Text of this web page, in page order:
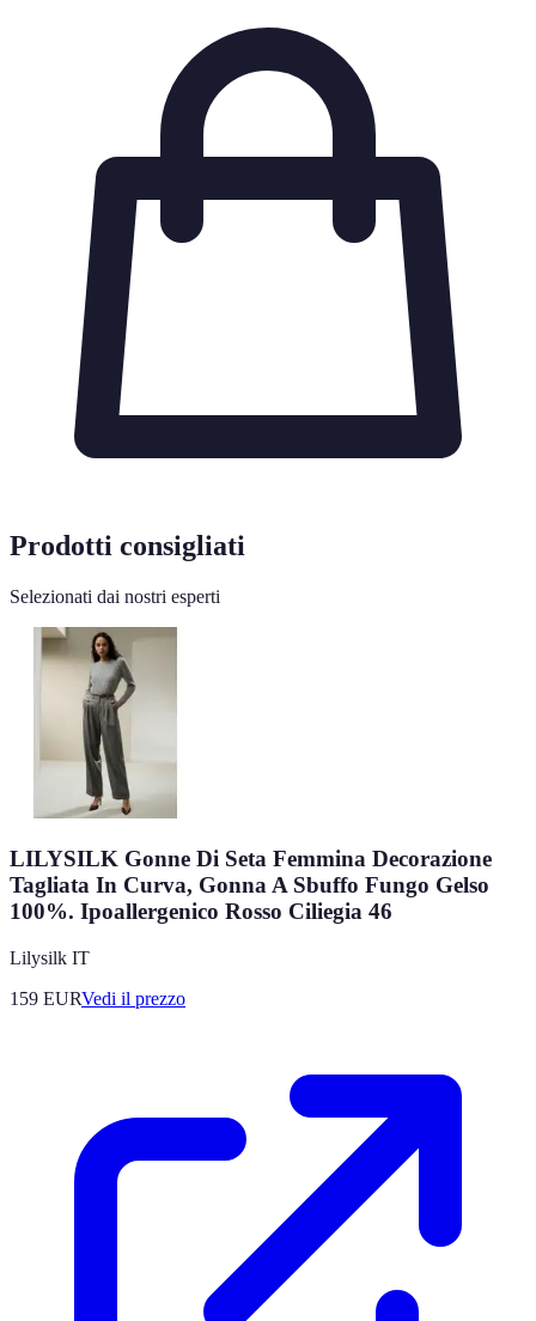
Prodotti consigliati
Selezionati dai nostri esperti
LILYSILK Gonne Di Seta Femmina Decorazione
Tagliata In Curva, Gonna A Sbuffo Fungo Gelso
100%. Ipoallergenico Rosso Ciliegia 46
Lilysilk IT
159 EURVedi il prezzo